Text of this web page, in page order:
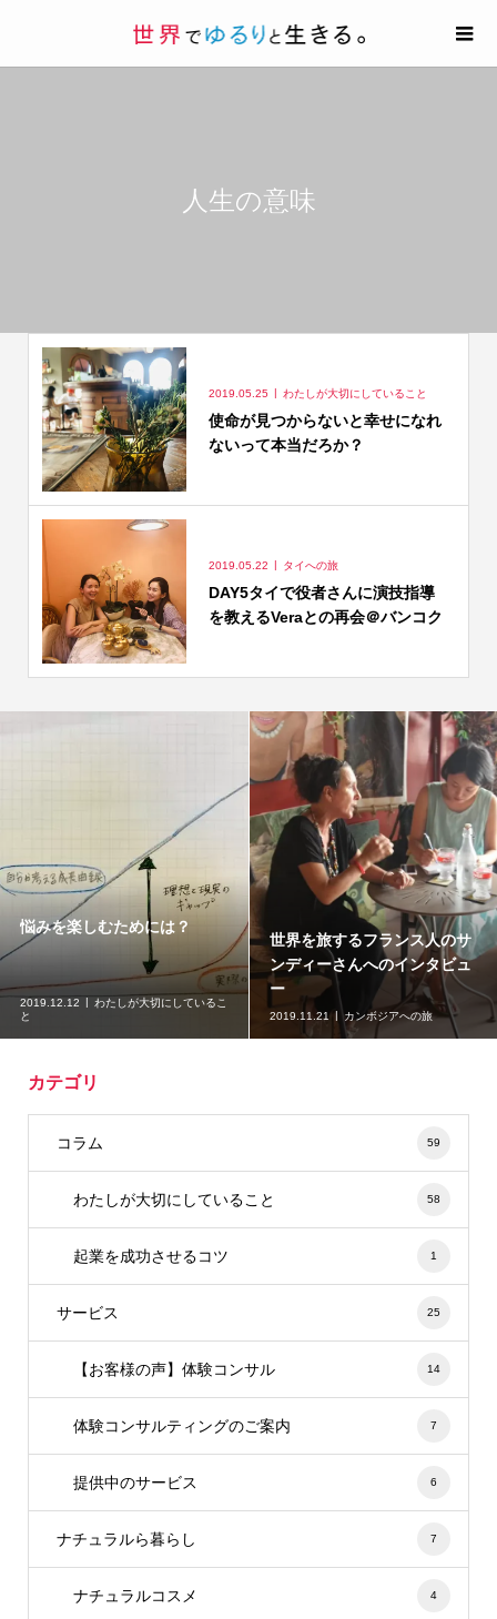
人生の意味
2019.05.25 わたしが大切にしていること
使命が見つからないと幸せになれ
ないって本当だろか？
2019.05.22 タイへの旅
DAY5タイで役者さんに演技指導
を教えるVeraとの再会＠バンコク
悩みを楽しむためには？
2019.12.12
わたしが大切にしているこ
と
世界を旅するフランス人のサ
ンディーさんへのインタビュ
ー
2019.11.21 カンボジアへの旅
カテゴリ
コラム 59
わたしが大切にしていること 58
起業を成功させるコツ 1
サービス 25
【お客様の声】体験コンサル 14
体験コンサルティングのご案内 7
提供中のサービス 6
ナチュラルら暮らし 7
ナチュラルコスメ 4